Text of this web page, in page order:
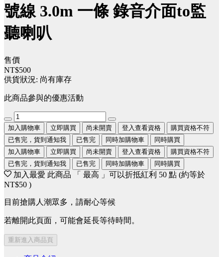
號線 3.0m 一條 錄音介面to監
聽喇叭
售價
NT$500
供貨狀況: 尚有庫存
此商品參與的優惠活動
加入購物車 立即購買 尚未開賣 登入查看資格
購買資格不符
已售完，貨到通知我
已售完 同時加購物車
同時購買
加入購物車
立即購買 尚未開賣 登入查看資格
購買資格不符
已售完，貨到通知我
已售完 同時加購物車 同時購買
加入最愛 此商品 「 最高 」可以折抵紅利 50 點 (約等於
NT$50 )
目前搶購人潮眾多，請耐心等候
若離開此頁面，可能會延長等待時間。
重新進入商品頁